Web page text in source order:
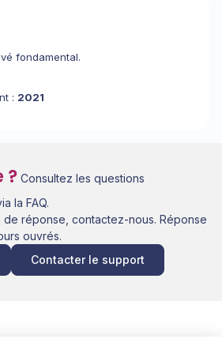
fondamental.
: 2021
? Consultez les questions
la FAQ.
réponse, contactez-nous. Réponse
ouvrés.
Contacter le support